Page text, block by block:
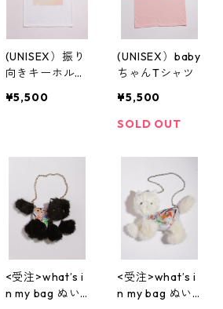
(UNISEX）振り
向きキーホルダ
¥5,500
(UNISEX）baby
ちゃんTシャツ
¥5,500
SOLD OUT
<受注>what’s i
n my bag ぬい
<受注>what’s i
n my bag ぬい